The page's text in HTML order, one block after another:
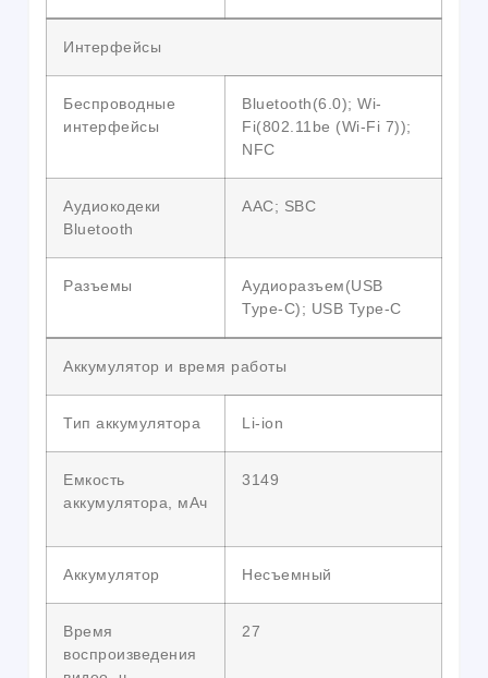
Интерфейсы
Беспроводные
интерфейсы
Bluetooth(6.0); Wi-
Fi(802.11be (Wi-Fi 7));
NFC
Аудиокодеки
Bluetooth
AAC; SBC
Разъемы
Аудиоразъем(USB
Type-C); USB Type-C
Аккумулятор и время работы
Тип аккумулятора Li-ion
Емкость
аккумулятора, мАч
3149
Аккумулятор Несъемный
Время
воспроизведения
27